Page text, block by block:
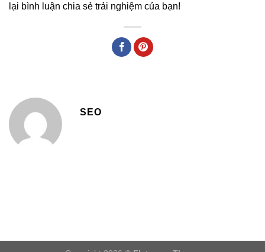
lại bình luận chia sẻ trải nghiệm của bạn!
SEO